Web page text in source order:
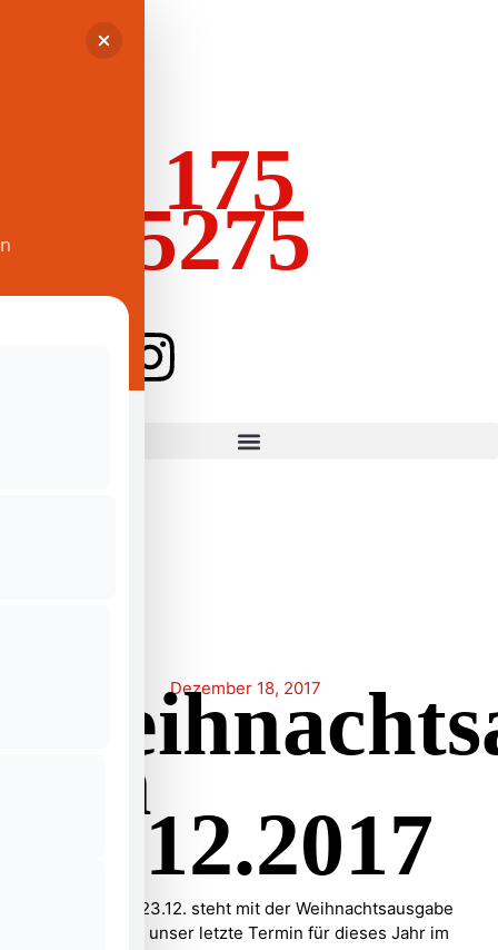
+49 175
9565275
Dezember 18, 2017
am
23.12.2017
Am Samstag, 23.12. steht mit der Weihnachtsausgabe
von 10-14 Uhr unser letzte Termin für dieses Jahr im